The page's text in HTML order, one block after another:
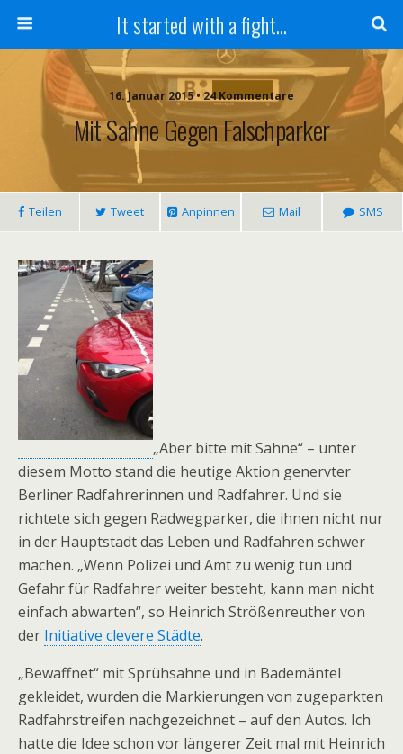
It started with a fight...
16. Januar 2015 • 24 Kommentare
Mit Sahne Gegen Falschparker
Teilen Tweet Anpinnen Mail SMS
„Aber bitte mit Sahne“ – unter
diesem Motto stand die heutige Aktion genervter
Berliner Radfahrerinnen und Radfahrer. Und sie
richtete sich gegen Radwegparker, die ihnen nicht nur
in der Hauptstadt das Leben und Radfahren schwer
machen. „Wenn Polizei und Amt zu wenig tun und
Gefahr für Radfahrer weiter besteht, kann man nicht
einfach abwarten“, so Heinrich Strößenreuther von
der Initiative clevere Städte.
„Bewaffnet“ mit Sprühsahne und in Bademäntel
gekleidet, wurden die Markierungen von zugeparkten
Radfahrstreifen nachgezeichnet – auf den Autos. Ich
hatte die Idee schon vor längerer Zeit mal mit Heinrich